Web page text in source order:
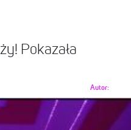
Pokazała
Autor: